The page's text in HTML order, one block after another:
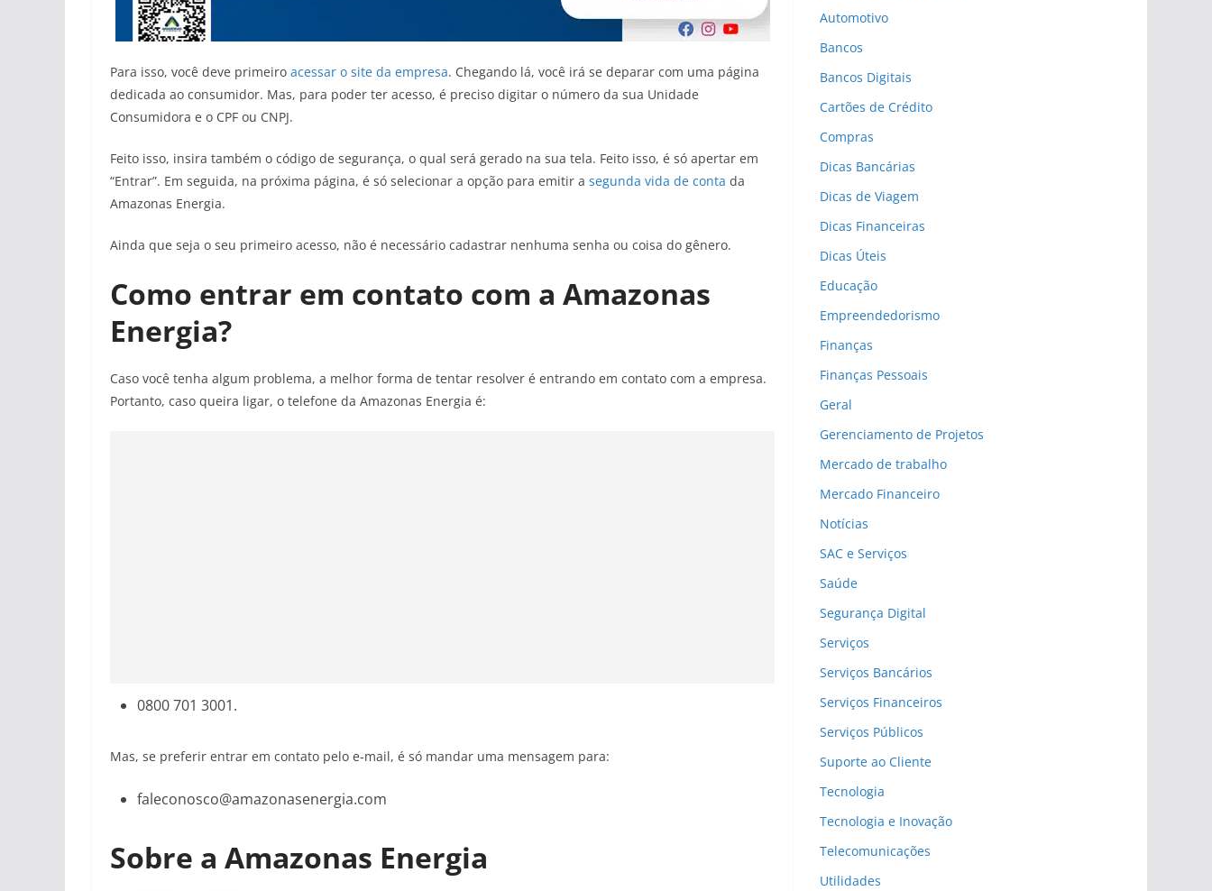
Para isso, você deve primeiro acessar o site da empresa. Chegando lá, você irá se deparar com uma página
dedicada ao consumidor. Mas, para poder ter acesso, é preciso digitar o número da sua Unidade
Consumidora e o CPF ou CNPJ.
Feito isso, insira também o código de segurança, o qual será gerado na sua tela. Feito isso, é só apertar em
“Entrar”. Em seguida, na próxima página, é só selecionar a opção para emitir a segunda vida de conta da
Amazonas Energia.
Ainda que seja o seu primeiro acesso, não é necessário cadastrar nenhuma senha ou coisa do gênero.
Como entrar em contato com a Amazonas
Energia?
Caso você tenha algum problema, a melhor forma de tentar resolver é entrando em contato com a empresa.
Portanto, caso queira ligar, o telefone da Amazonas Energia é:
0800 701 3001.
Mas, se preferir entrar em contato pelo e-mail, é só mandar uma mensagem para:
faleconosco@amazonasenergia.com
Sobre a Amazonas Energia
Automotivo
Bancos
Bancos Digitais
Cartões de Crédito
Compras
Dicas Bancárias
Dicas de Viagem
Dicas Financeiras
Dicas Úteis
Educação
Empreendedorismo
Finanças
Finanças Pessoais
Geral
Gerenciamento de Projetos
Mercado de trabalho
Mercado Financeiro
Notícias
SAC e Serviços
Saúde
Segurança Digital
Serviços
Serviços Bancários
Serviços Financeiros
Serviços Públicos
Suporte ao Cliente
Tecnologia
Tecnologia e Inovação
Telecomunicações
Utilidades